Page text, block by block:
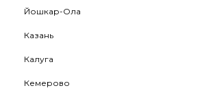
Йошкар-Ола
Казань
Калуга
Кемерово